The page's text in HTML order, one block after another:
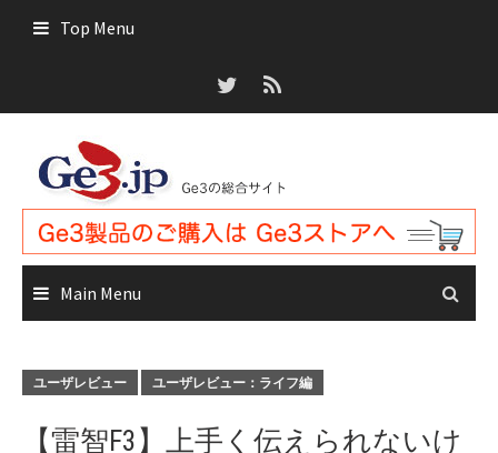
Top Menu
Main Menu
ユーザレビュー ユーザレビュー：ライフ編
【雷智F3】上手く伝えられないけ